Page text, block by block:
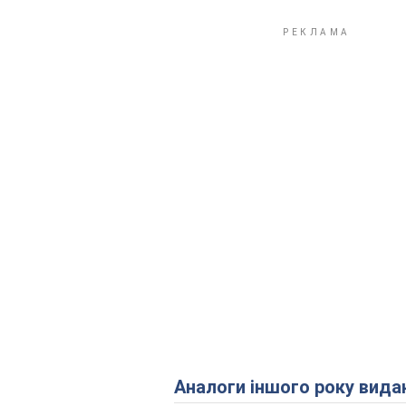
Аналоги іншого року